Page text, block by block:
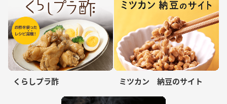
くらしプラ酢 ミツカン 納豆のサイト